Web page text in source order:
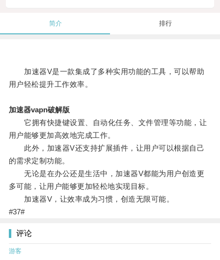
简介 排行
加速器V是一款集成了多种实用功能的工具，可以帮助
用户轻松提升工作效率。
加速器vapn破解版
它拥有快捷键设置、自动化任务、文件管理等功能，让
用户能够更加高效地完成工作。
此外，加速器V还支持扩展插件，让用户可以根据自己
的需求定制功能。
无论是在办公还是生活中，加速器V都能为用户创造更
多可能，让用户能够更加轻松地实现目标。
加速器V，让效率成为习惯，创造无限可能。
#37#
评论
游客